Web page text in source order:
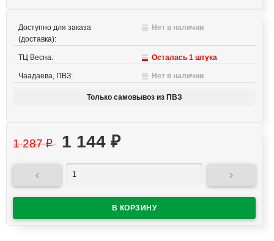
Доступно для заказа
(доставка):
Нет в наличии
ТЦ Весна: Осталась 1 штука
Чаадаева, ПВЗ: Нет в наличии
Только самовывоз из ПВЗ
1 287₽ 1 144 ₽
 